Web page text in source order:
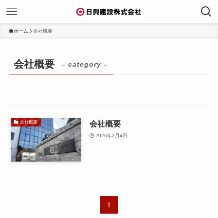
ホーム 会社概要
会社概要 – category –
会社概要 会社概要
2026年2月4日
1